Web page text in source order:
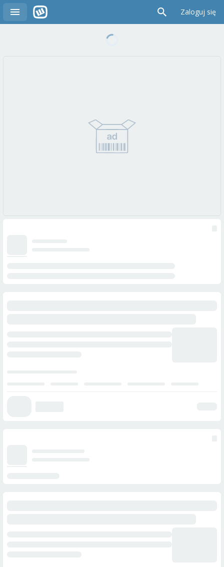
Zaloguj się